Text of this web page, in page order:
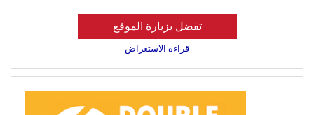
تفضل بزيارة الموقع
قراءة الاستعراض